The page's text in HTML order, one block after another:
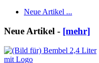
Neue Artikel ...
Neue Artikel - [mehr]